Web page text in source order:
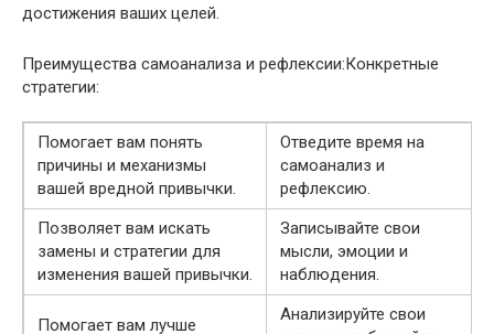
достижения ваших целей.
Преимущества самоанализа и рефлексии:Конкретные
стратегии:
Помогает вам понять
причины и механизмы
вашей вредной привычки.
Отведите время на
самоанализ и
рефлексию.
Позволяет вам искать
замены и стратегии для
изменения вашей привычки.
Записывайте свои
мысли, эмоции и
наблюдения.
Помогает вам лучше
Анализируйте свои